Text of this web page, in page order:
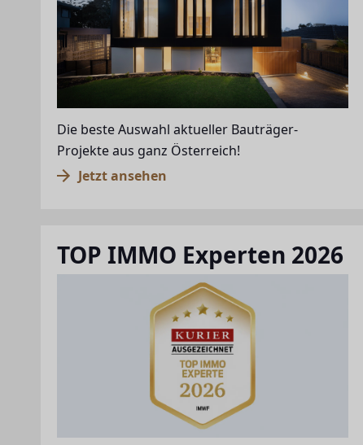
Die beste Auswahl aktueller Bauträger-
Projekte aus ganz Österreich!
Jetzt ansehen
TOP IMMO Experten 2026